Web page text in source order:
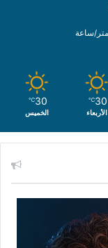
30
℃
الأربعاء
30
℃
الخميس